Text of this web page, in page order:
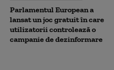
Parlamentul European a
lansat un joc gratuit în care
utilizatorii controlează o
campanie de dezinformare